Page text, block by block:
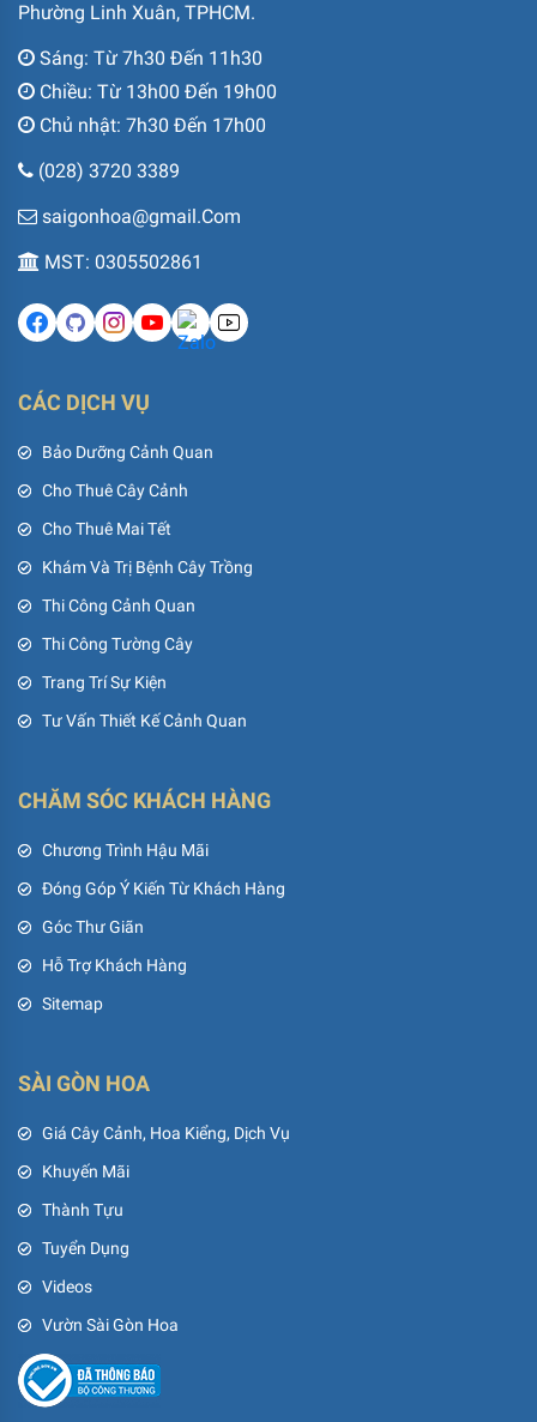
Phường Linh Xuân, TPHCM.
Sáng: Từ 7h30 Đến 11h30
Chiều: Từ 13h00 Đến 19h00
Chủ nhật: 7h30 Đến 17h00
(028) 3720 3389
saigonhoa@gmail.Com
MST: 0305502861
CÁC DỊCH VỤ
Bảo Dưỡng Cảnh Quan
Cho Thuê Cây Cảnh
Cho Thuê Mai Tết
Khám Và Trị Bệnh Cây Trồng
Thi Công Cảnh Quan
Thi Công Tường Cây
Trang Trí Sự Kiện
Tư Vấn Thiết Kế Cảnh Quan
CHĂM SÓC KHÁCH HÀNG
Chương Trình Hậu Mãi
Đóng Góp Ý Kiến Từ Khách Hàng
Góc Thư Giãn
Hỗ Trợ Khách Hàng
Sitemap
SÀI GÒN HOA
Giá Cây Cảnh, Hoa Kiểng, Dịch Vụ
Khuyến Mãi
Thành Tựu
Tuyển Dụng
Videos
Vườn Sài Gòn Hoa